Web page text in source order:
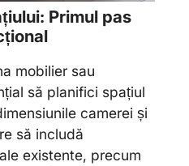
Primul pas
mobilier sau
să planifici spațiul
camerei și
să includă
existente, precum